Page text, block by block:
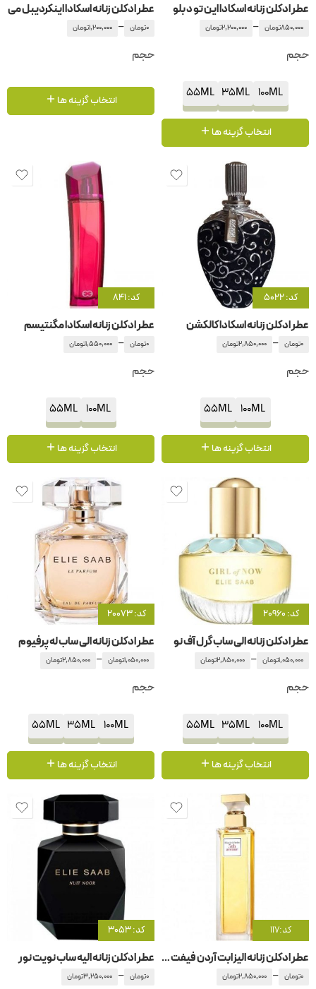
عطر ادکلن زنانه اسکادا این تو د بلو
850,000تومان –
2,200,000تومان
حجم
100ML
35ML
55ML
انتخاب گزینه ها
عطر ادکلن زنانه اسکادا اینکردیبل می
0تومان –
1,200,000تومان
حجم
انتخاب گزینه ها
کد: 5022
عطر ادکلن زنانه اسکادا کالکشن
0تومان –
2,850,000تومان
حجم
100ML
55ML
انتخاب گزینه ها
کد: 841
عطر ادکلن زنانه اسکادا مگنتیسم
0تومان –
1,550,000تومان
حجم
100ML
55ML
انتخاب گزینه ها
کد: 20960
عطر ادکلن زنانه الی ساب گرل آف نو
1,050,000تومان –
2,850,000تومان
حجم
100ML
35ML
55ML
انتخاب گزینه ها
کد: 20073
عطر ادکلن زنانه الی ساب له پرفیوم
1,050,000تومان –
2,850,000تومان
حجم
100ML
35ML
55ML
انتخاب گزینه ها
کد:117
عطر ادکلن زنانه الیزابت آردن فیفت اونیو
0تومان –
2,850,000تومان
کد: 3053
عطر ادکلن زنانه الیه ساب نویت نور
0تومان –
3,250,000تومان